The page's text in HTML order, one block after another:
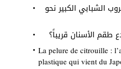
الشبابي الكبير نحو
الأسنان قريباً؟
La pelure de citrouille :
plastique qui vient du